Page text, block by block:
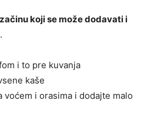
koji se može dodavati i
.
i to pre kuvanja
kaše
voćem i orasima i dodajte malo